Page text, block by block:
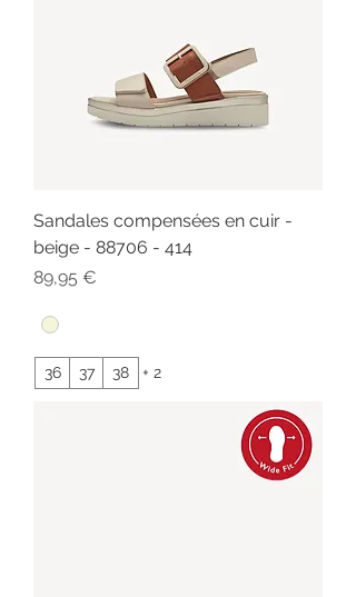
Sandales compensées en cuir -
beige - 88706 - 414
Prix
89,95 €
36 37 38 + 2